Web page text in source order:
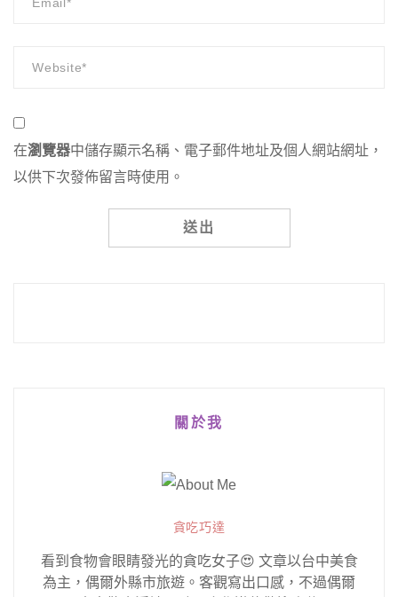
在瀏覽器中儲存顯示名稱、電子郵件地址及個人網站網址，
以供下次發佈留言時使用。
關於我
貪吃巧達
看到食物會眼睛發光的貪吃女子😍 文章以台中美食
為主，偶爾外縣市旅遊。客觀寫出口感，不過偶爾